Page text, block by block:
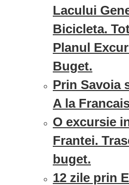
Lacului
Bicicleta.
Planul
Buget.
Prin Savoia
A la
O excursie
Frantei.
buget.
12 zile prin